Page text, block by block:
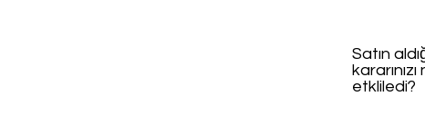
Satın
etkliledi?